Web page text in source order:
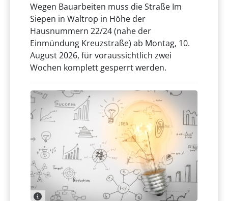
Wegen Bauarbeiten muss die Straße Im
Siepen in Waltrop in Höhe der
Hausnummern 22/24 (nahe der
Einmündung Kreuzstraße) ab Montag, 10.
August 2026, für voraussichtlich zwei
Wochen komplett gesperrt werden.